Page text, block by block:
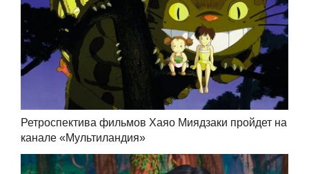
Ретроспектива фильмов Хаяо Миядзаки пройдет на
канале «Мультиландия»